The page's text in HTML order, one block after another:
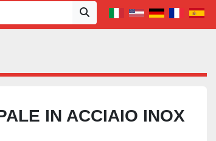
IN ACCIAIO INOX